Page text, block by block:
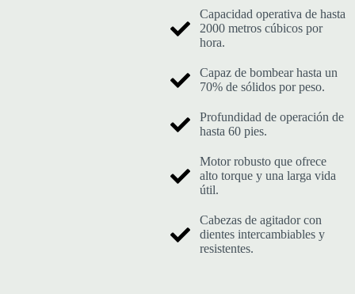
Capacidad operativa de hasta
2000 metros cúbicos por
hora.
Capaz de bombear hasta un
70% de sólidos por peso.
Profundidad de operación de
hasta 60 pies.
Motor robusto que ofrece
alto torque y una larga vida
útil.
Cabezas de agitador con
dientes intercambiables y
resistentes.